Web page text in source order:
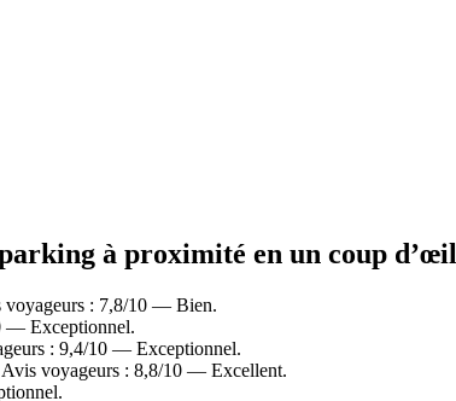
à proximité en un coup d’œil
: 7,8/10 — Bien.
— Exceptionnel.
: 9,4/10 — Exceptionnel.
voyageurs : 8,8/10 — Excellent.